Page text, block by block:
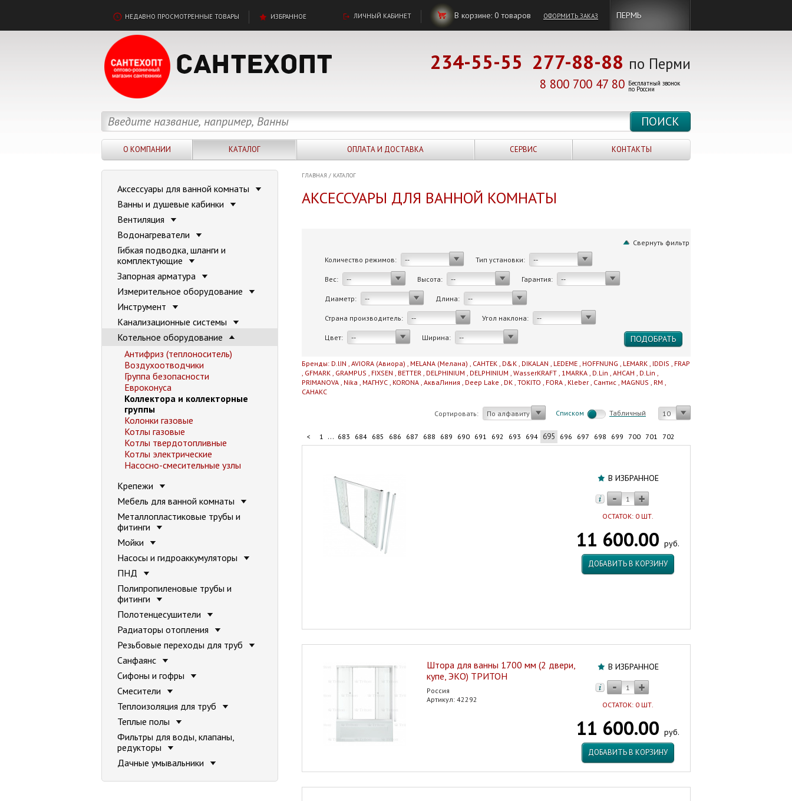
НЕДАВНО ПРОСМОТРЕННЫЕ ТОВАРЫ ИЗБРАННОЕ ЛИЧНЫЙ КАБИНЕТ В корзине: 0товаров ОФОРМИТЬ ЗАКАЗ ПЕРМЬ
234-55-55 277-88-88 по Перми
8 800 700 47 80 Бесплатный звонок
по России
О КОМПАНИИ КАТАЛОГ ОПЛАТА И ДОСТАВКА СЕРВИС КОНТАКТЫ
ГЛАВНАЯ / КАТАЛОГ
АКСЕССУАРЫ ДЛЯ ВАННОЙ КОМНАТЫ
Свернуть фильтр
Количество режимов:
-- Тип установки: --
Вес: -- Высота: -- Гарантия: --
Диаметр: -- Длина: --
Страна производитель: -- Угол наклона: --
Цвет: -- Ширина: --
Бренды: D.lIN , AVIORA (Авиора) , MELANA (Мелана) , САНТЕК , D&K , DIKALAN , LEDEME , HOFFNUNG , LEMARK , IDDIS , FRAP
, GFMARK , GRAMPUS , FIXSEN , BETTER , DELPHINIUM , DELPHINIUM , WasserKRAFT , 1MARKA , D.Lin , AHCAH , D.Lin ,
PRIMANOVA , Nika , МАГНУС , KORONA , АкваЛиния , Deep Lake , DK , TOKITO , FORA , Kleber , Сантис , MAGNUS , RM ,
САНАКС
Сортировать: По алфавиту Cписком Табличный 10
< 1 ... 683 684 685 686 687 688 689 690 691 692 693 694 695 696 697 698 699 700 701
702
В ИЗБРАННОЕ
ОСТАТОК: 0 ШТ.
11 600.00 руб.
ДОБАВИТЬ В КОРЗИНУ
В ИЗБРАННОЕ
ОСТАТОК: 0 ШТ.
11 600.00 руб.
ДОБАВИТЬ В КОРЗИНУ
Штора для ванны 1700 мм (2 двери,
купе, ЭКО) ТРИТОН
Россия
Артикул: 42292
Аксессуары для ванной комнаты
Ванны и душевые кабинки
Вентиляция
Водонагреватели
Гибкая подводка, шланги и
комплектующие
Запорная арматура
Измерительное оборудование
Инструмент
Канализационные системы
Котельное оборудование
Антифриз (теплоноситель)
Воздухоотводчики
Группа безопасности
Евроконуса
Коллектора и коллекторные
группы
Колонки газовые
Котлы газовые
Котлы твердотопливные
Котлы электрические
Насосно-смесительные узлы
Крепежи
Мебель для ванной комнаты
Металлопластиковые трубы и
фитинги
Мойки
Насосы и гидроаккумуляторы
ПНД
Полипропиленовые трубы и
фитинги
Полотенцесушители
Радиаторы отопления
Резьбовые переходы для труб
Санфаянс
Сифоны и гофры
Смесители
Теплоизоляция для труб
Теплые полы
Фильтры для воды, клапаны,
редукторы
Дачные умывальники